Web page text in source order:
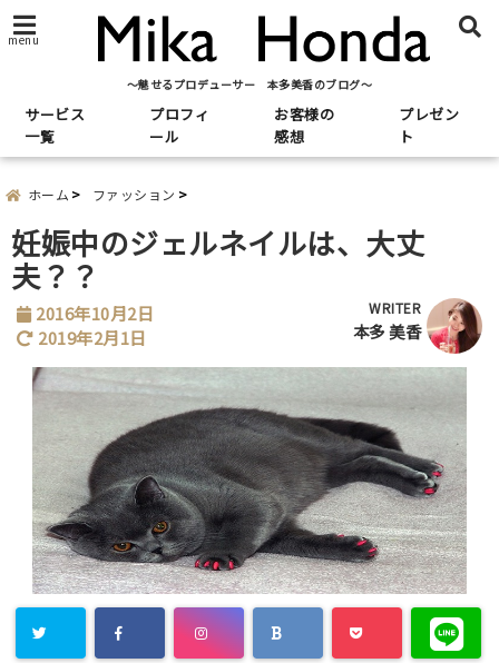
menu
～魅せるプロデューサー 本多美香のブログ～
サービス
一覧
プロフィ
ール
お客様の
感想
プレゼン
ト
ホーム ファッション
妊娠中のジェルネイルは、大丈
夫？？
2016年10月2日
2019年2月1日
WRITER
本多 美香